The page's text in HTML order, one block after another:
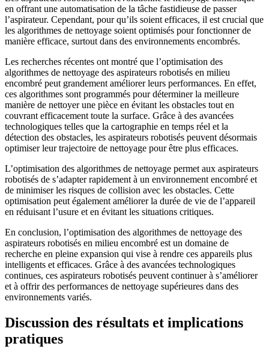
en offrant une automatisation de la tâche fastidieuse de passer
l’aspirateur. Cependant, pour qu’ils soient efficaces, il est crucial que
les algorithmes de nettoyage soient optimisés pour fonctionner de
manière efficace, surtout dans des environnements encombrés.
Les recherches récentes ont montré que l’optimisation des
algorithmes de nettoyage des aspirateurs robotisés en milieu
encombré peut grandement améliorer leurs performances. En effet,
ces algorithmes sont programmés pour déterminer la meilleure
manière de nettoyer une pièce en évitant les obstacles tout en
couvrant efficacement toute la surface. Grâce à des avancées
technologiques telles que la cartographie en temps réel et la
détection des obstacles, les aspirateurs robotisés peuvent désormais
optimiser leur trajectoire de nettoyage pour être plus efficaces.
L’optimisation des algorithmes de nettoyage permet aux aspirateurs
robotisés de s’adapter rapidement à un environnement encombré et
de minimiser les risques de collision avec les obstacles. Cette
optimisation peut également améliorer la durée de vie de l’appareil
en réduisant l’usure et en évitant les situations critiques.
En conclusion, l’optimisation des algorithmes de nettoyage des
aspirateurs robotisés en milieu encombré est un domaine de
recherche en pleine expansion qui vise à rendre ces appareils plus
intelligents et efficaces. Grâce à des avancées technologiques
continues, ces aspirateurs robotisés peuvent continuer à s’améliorer
et à offrir des performances de nettoyage supérieures dans des
environnements variés.
Discussion des résultats et implications
pratiques